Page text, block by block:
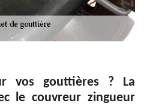
vos gouttières ? La
le couvreur zingueur